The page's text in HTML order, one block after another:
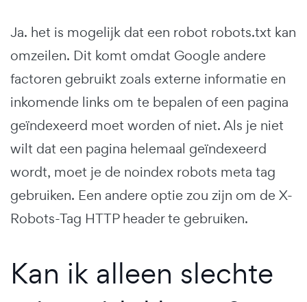
Ja. het is mogelijk dat een robot robots.txt kan
omzeilen. Dit komt omdat Google andere
factoren gebruikt zoals externe informatie en
inkomende links om te bepalen of een pagina
geïndexeerd moet worden of niet. Als je niet
wilt dat een pagina helemaal geïndexeerd
wordt, moet je de noindex robots meta tag
gebruiken. Een andere optie zou zijn om de X-
Robots-Tag HTTP header te gebruiken.
Kan ik alleen slechte